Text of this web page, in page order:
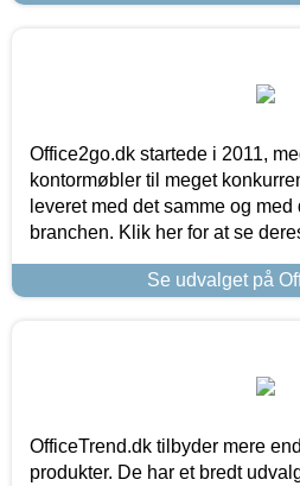
Office2go.dk startede i 2011,
kontormøbler til meget
leveret med det samme og
branchen. Klik her for at se
Se udvalget på
OfficeTrend.dk tilbyder mere
produkter. De har et bredt